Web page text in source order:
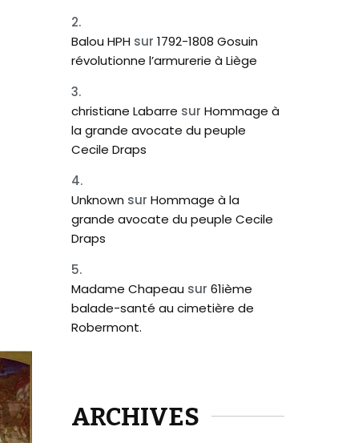
Balou HPH sur 1792-1808 Gosuin
révolutionne l’armurerie à Liège
christiane Labarre sur Hommage à
la grande avocate du peuple
Cecile Draps
Unknown sur Hommage à la
grande avocate du peuple Cecile
Draps
Madame Chapeau sur 61ième
balade-santé au cimetière de
Robermont.
ARCHIVES